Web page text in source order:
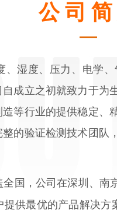
、湿度、压力、电学
成立之初就致力于
等行业的提供稳定
的验证检测技术团
全国，公司在深圳、
供最优的产品解决方
公 司 简
—